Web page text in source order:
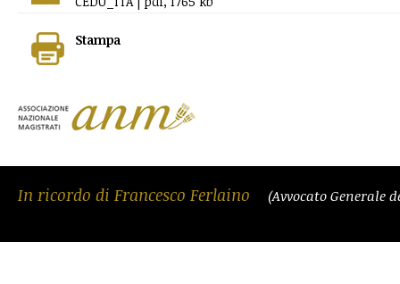
Stampa
In ricordo di Francesco Ferlaino (Avvocato Generale